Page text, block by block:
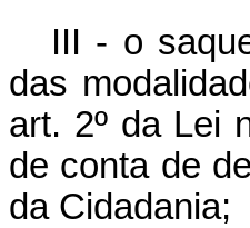
III - o
das
art. 2º da Lei
de conta de
da Cidadania;